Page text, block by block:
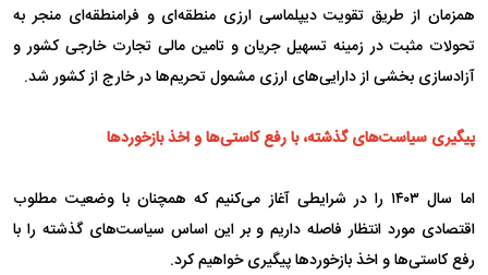
همزمان از طریق تقویت دیپلماسی ارزی منطقه‌ای و فرامنطقه‌ای منجر به
تحولات مثبت در زمینه تسهیل جریان و تامین مالی تجارت خارجی کشور و
آزادسازی بخشی از دارایی‌های ارزی مشمول تحریم‌ها در خارج از کشور شد.
پیگیری سیاست‌های گذشته، با رفع کاستی‌ها و اخذ بازخوردها
اما سال ۱۴۰۳ را در شرایطی آغاز می‌کنیم که همچنان با وضعیت مطلوب
اقتصادی مورد انتظار فاصله داریم و بر این اساس سیاست‌های گذشته را با
رفع کاستی‌ها و اخذ بازخورد‌ها پیگیری خواهیم کرد.